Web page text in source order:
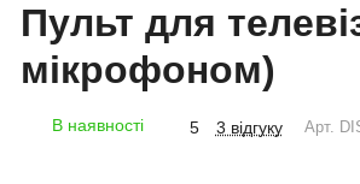
Пульт для
мікрофоном)
В наявності 5 3 відгуку Арт.